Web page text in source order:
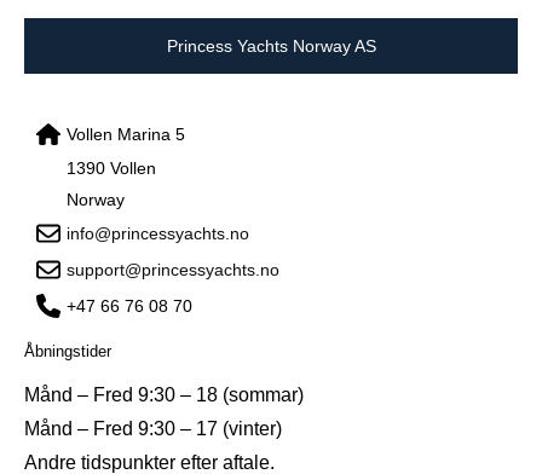
Princess Yachts Norway AS
Vollen Marina 5
1390 Vollen
Norway
info@princessyachts.no
support@princessyachts.no
+47 66 76 08 70
Åbningstider
Månd – Fred 9:30 – 18 (sommar)
Månd – Fred 9:30 – 17 (vinter)
Andre tidspunkter efter aftale.